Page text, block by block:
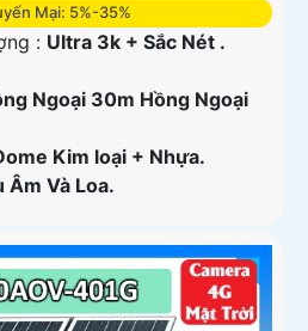
Mại: 5%-35%
: Ultra 3k + Sắc Nét .
Ngoại 30m Hồng Ngoại
Kim loại + Nhựa.
Âm Và Loa.